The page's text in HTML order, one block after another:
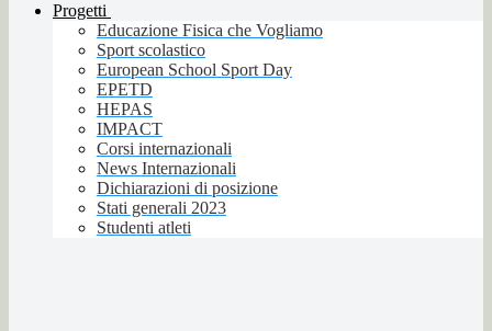
Progetti
Educazione Fisica che Vogliamo
Sport scolastico
European School Sport Day
EPETD
HEPAS
IMPACT
Corsi internazionali
News Internazionali
Dichiarazioni di posizione
Stati generali 2023
Studenti atleti